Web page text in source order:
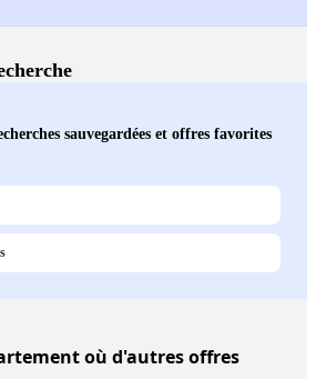
sauvegardées et offres favorites
où d'autres offres